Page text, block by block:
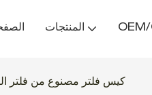
المنتجات
كيس فلتر مصنوع من فلتر